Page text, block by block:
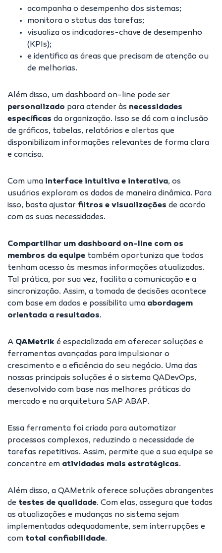
acompanha o desempenho dos sistemas;
monitora o status das tarefas;
visualiza os indicadores-chave de desempenho
(KPIs);
e identifica as áreas que precisam de atenção ou
de melhorias.
Além disso, um dashboard on-line pode ser
personalizado para atender às necessidades
específicas da organização. Isso se dá com a inclusão
de gráficos, tabelas, relatórios e alertas que
disponibilizam informações relevantes de forma clara
e concisa.
Com uma interface intuitiva e interativa, os
usuários exploram os dados de maneira dinâmica. Para
isso, basta ajustar filtros e visualizações de acordo
com as suas necessidades.
Compartilhar um dashboard on-line com os
membros da equipe também oportuniza que todos
tenham acesso às mesmas informações atualizadas.
Tal prática, por sua vez, facilita a comunicação e a
sincronização. Assim, a tomada de decisões acontece
com base em dados e possibilita uma abordagem
orientada a resultados.
A QAMetrik é especializada em oferecer soluções e
ferramentas avançadas para impulsionar o
crescimento e a eficiência do seu negócio. Uma das
nossas principais soluções é o sistema QADevOps,
desenvolvido com base nas melhores práticas do
mercado e na arquitetura SAP ABAP.
Essa ferramenta foi criada para automatizar
processos complexos, reduzindo a necessidade de
tarefas repetitivas. Assim, permite que a sua equipe se
concentre em atividades mais estratégicas.
Além disso, a QAMetrik oferece soluções abrangentes
de testes de qualidade. Com elas, assegura que todas
as atualizações e mudanças no sistema sejam
implementadas adequadamente, sem interrupções e
com total confiabilidade.